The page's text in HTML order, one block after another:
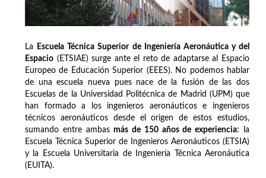
La
Escuela Técnica Superior de Ingeniería Aeronáutica y del
Espacio (ETSIAE) surge ante el reto de adaptarse al Espacio
Europeo de Educación Superior (EEES). No podemos hablar
de una escuela nueva pues nace de la fusión de las dos
Escuelas de la Universidad Politécnica de Madrid (UPM) que
han formado a los ingenieros aeronáuticos e ingenieros
técnicos aeronáuticos desde el origen de estos estudios,
sumando entre ambasmás de 150 años de experiencia: la
Escuela Técnica Superior de Ingenieros Aeronáuticos (ETSIA)
y la Escuela Universitaria de Ingeniería Técnica Aeronáutica
(EUITA).